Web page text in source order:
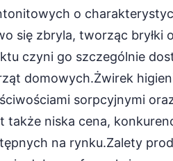
o
się zbryla, tworząc bryłki
czyni go szczególnie
domowych.Żwirek
sorpcyjnymi
także niska cena,
na rynku.Zalety